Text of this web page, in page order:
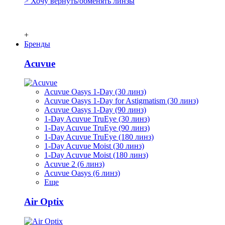
+
Бренды
Acuvue
Acuvue Oasys 1-Day (30 линз)
Acuvue Oasys 1-Day for Astigmatism (30 линз)
Acuvue Oasys 1-Day (90 линз)
1-Day Acuvue TruEye (30 линз)
1-Day Acuvue TruEye (90 линз)
1-Day Acuvue TruEye (180 линз)
1-Day Acuvue Moist (30 линз)
1-Day Acuvue Moist (180 линз)
Acuvue 2 (6 линз)
Acuvue Oasys (6 линз)
Еще
Air Optix